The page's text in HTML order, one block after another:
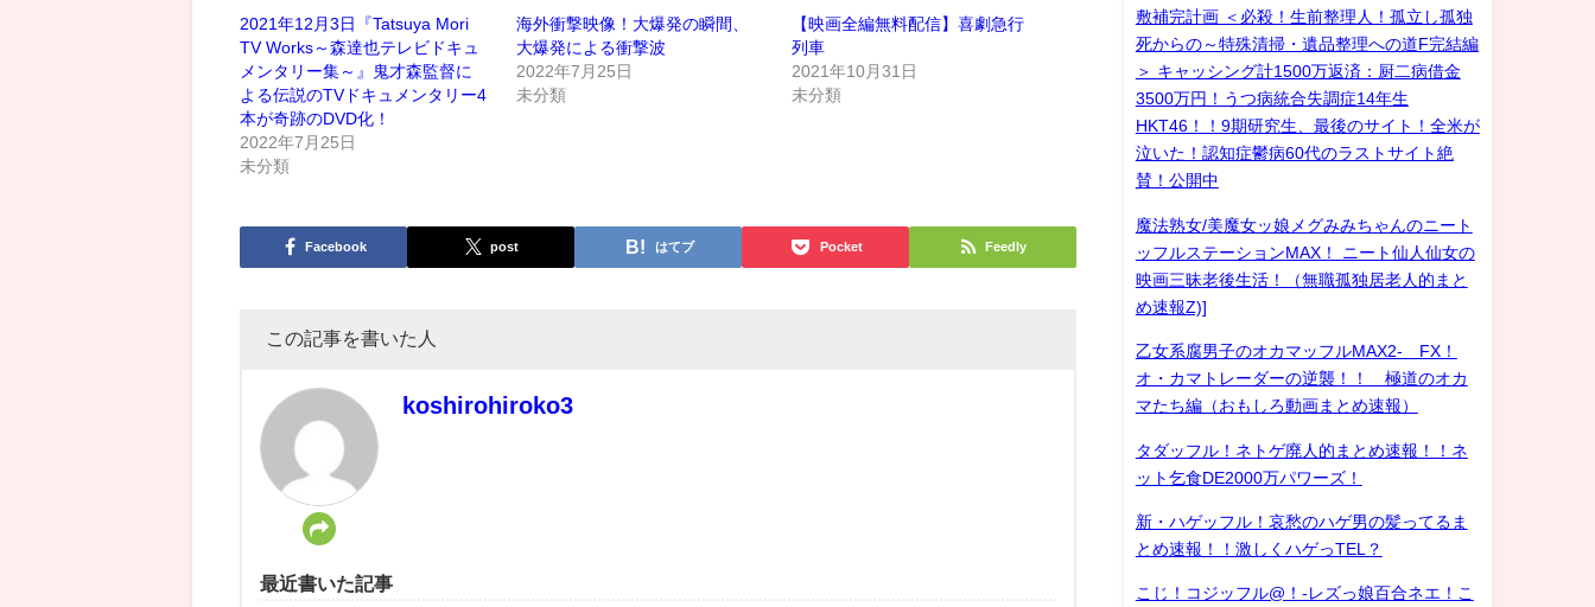
2021年12月3日『Tatsuya Mori
TV Works～森達也テレビドキュ
メンタリー集～』鬼才森監督に
よる伝説のTVドキュメンタリー4
本が奇跡のDVD化！
2022年7月25日
未分類
海外衝撃映像！大爆発の瞬間、
大爆発による衝撃波
2022年7月25日
未分類
【映画全編無料配信】喜劇急行
列車
2021年10月31日
未分類
Facebook post はてブ Pocket Feedly
この記事を書いた人
koshirohiroko3
最近書いた記事
敷補完計画 ＜必殺！生前整理人！孤立し孤独
死からの～特殊清掃・遺品整理への道F完結編
＞ キャッシング計1500万返済：厨二病借金
3500万円！うつ病統合失調症14年生
HKT46！！9期研究生、最後のサイト！全米が
泣いた！認知症鬱病60代のラストサイト絶
賛！公開中
魔法熟女/美魔女ッ娘メグみみちゃんのニート
ッフルステーションMAX！ ニート仙人仙女の
映画三昧老後生活！（無職孤独居老人的まと
め速報Z)]
乙女系腐男子のオカマッフルMAX2- FX！
オ・カマトレーダーの逆襲！！ 極道のオカ
マたち編（おもしろ動画まとめ速報）
タダッフル！ネトゲ廃人的まとめ速報！！ネ
ット乞食DE2000万パワーズ！
新・ハゲッフル！哀愁のハゲ男の髪ってるま
とめ速報！！激しくハゲっTEL？
こじ！コジッフル@！-レズっ娘百合ネエ！こ